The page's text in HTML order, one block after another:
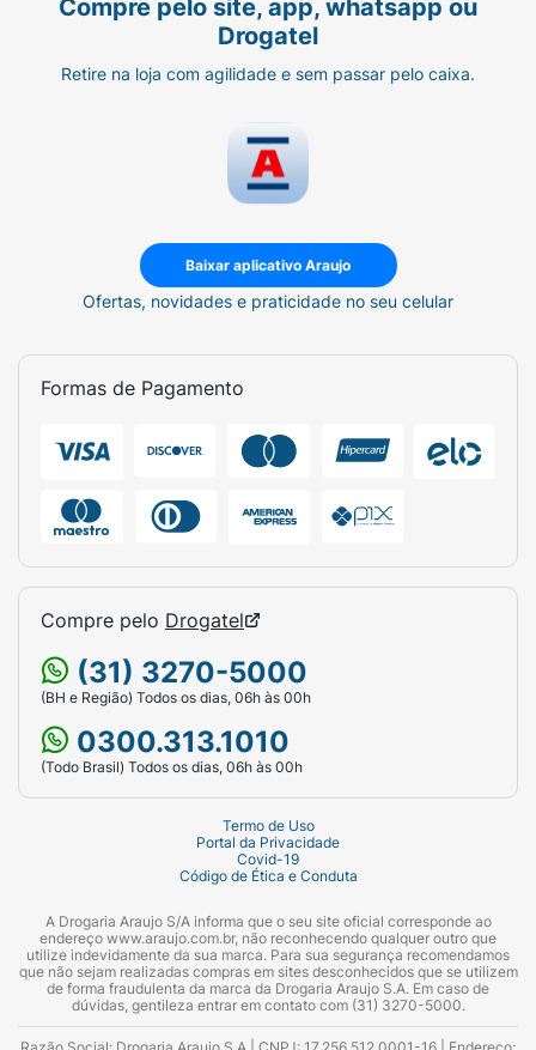
Compre pelo site, app, whatsapp ou
Drogatel
Retire na loja com agilidade e sem passar pelo caixa.
Baixar aplicativo Araujo
Ofertas, novidades e praticidade no seu celular
Formas de Pagamento
Compre pelo Drogatel
(31) 3270-5000
(BH e Região) Todos os dias, 06h às 00h
0300.313.1010
(Todo Brasil) Todos os dias, 06h às 00h
Termo de Uso
Portal da Privacidade
Covid-19
Código de Ética e Conduta
A Drogaria Araujo S/A informa que o seu site oficial corresponde ao
endereço www.araujo.com.br, não reconhecendo qualquer outro que
utilize indevidamente da sua marca. Para sua segurança recomendamos
que não sejam realizadas compras em sites desconhecidos que se utilizem
de forma fraudulenta da marca da Drogaria Araujo S.A. Em caso de
dúvidas, gentileza entrar em contato com (31) 3270-5000.